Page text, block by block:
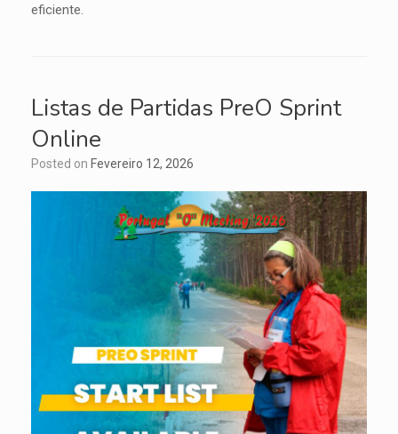
eficiente.
Listas de Partidas PreO Sprint
Online
Posted on Fevereiro 12, 2026